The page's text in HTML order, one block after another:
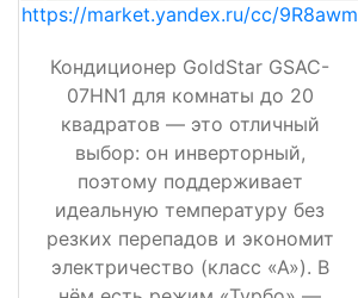
https://market.yandex.ru/cc/9R8awm
Кондиционер GoldStar GSAC-
07HN1 для комнаты до 20
квадратов — это отличный
выбор: он инверторный,
поэтому поддерживает
идеальную температуру без
резких перепадов и экономит
электричество (класс «А»). В